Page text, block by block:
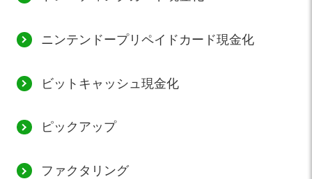
ニンテンドープリペイドカード現金化
ビットキャッシュ現金化
ピックアップ
ファクタリング